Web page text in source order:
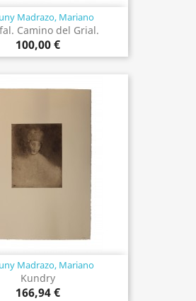
Madrazo, Mariano
Camino del Grial.
100,00 €
Madrazo, Mariano
Kundry
166,94 €